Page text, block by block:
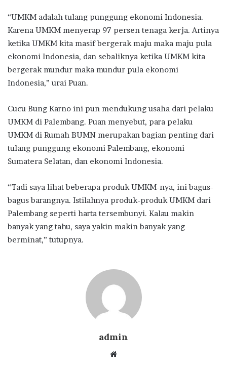
“UMKM adalah tulang punggung ekonomi Indonesia.
Karena UMKM menyerap 97 persen tenaga kerja. Artinya
ketika UMKM kita masif bergerak maju maka maju pula
ekonomi Indonesia, dan sebaliknya ketika UMKM kita
bergerak mundur maka mundur pula ekonomi
Indonesia,” urai Puan.
Cucu Bung Karno ini pun mendukung usaha dari pelaku
UMKM di Palembang. Puan menyebut, para pelaku
UMKM di Rumah BUMN merupakan bagian penting dari
tulang punggung ekonomi Palembang, ekonomi
Sumatera Selatan, dan ekonomi Indonesia.
“Tadi saya lihat beberapa produk UMKM-nya, ini bagus-
bagus barangnya. Istilahnya produk-produk UMKM dari
Palembang seperti harta tersembunyi. Kalau makin
banyak yang tahu, saya yakin makin banyak yang
berminat,” tutupnya.
admin
Website